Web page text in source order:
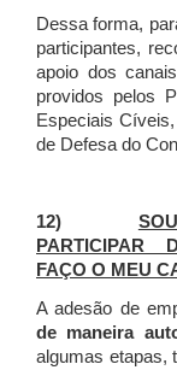
Dessa forma,
participantes,
apoio dos
providos pelos
Especiais
de Defesa do
12)
PARTICIPAR
FAÇO O MEU
A adesão de
de maneira
algumas etapas,